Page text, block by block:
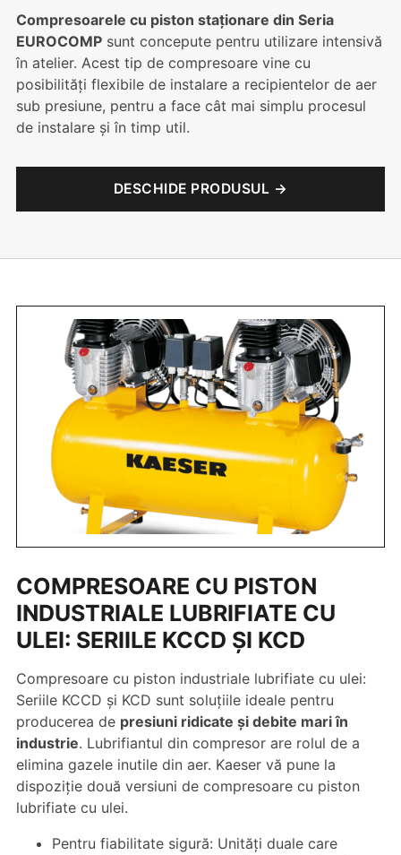
Compresoarele cu piston staționare din Seria
EUROCOMP sunt concepute pentru utilizare intensivă
în atelier. Acest tip de compresoare vine cu
posibilități flexibile de instalare a recipientelor de aer
sub presiune, pentru a face cât mai simplu procesul
de instalare și în timp util.
DESCHIDE PRODUSUL →
COMPRESOARE CU PISTON
INDUSTRIALE LUBRIFIATE CU
ULEI: SERIILE KCCD ŞI KCD
Compresoare cu piston industriale lubrifiate cu ulei:
Seriile KCCD şi KCD sunt soluțiile ideale pentru
producerea de presiuni ridicate şi debite mari în
industrie. Lubrifiantul din compresor are rolul de a
elimina gazele inutile din aer. Kaeser vă pune la
dispoziție două versiuni de compresoare cu piston
lubrifiate cu ulei.
Pentru fiabilitate sigură: Unități duale care